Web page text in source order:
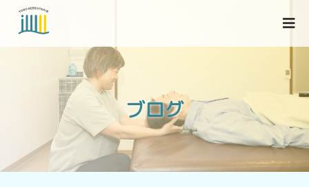
当院について
各種症状
ブログ